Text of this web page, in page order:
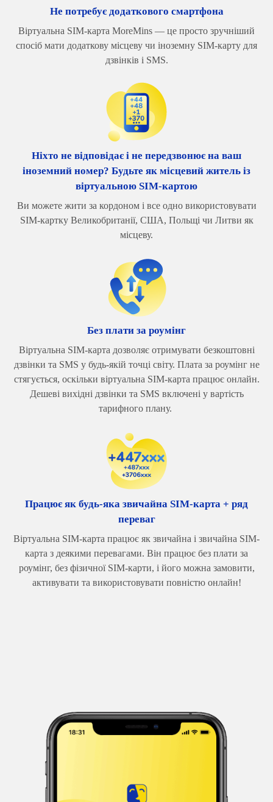
Не потребує додаткового смартфона
Віртуальна SIM-карта MoreMins — це просто зручніший
спосіб мати додаткову місцеву чи іноземну SIM-карту для
дзвінків і SMS.
Ніхто не відповідає і не передзвонює на ваш
іноземний номер? Будьте як місцевий житель із
віртуальною SIM-картою
Ви можете жити за кордоном і все одно використовувати
SIM-картку Великобританії, США, Польщі чи Литви як
місцеву.
Без плати за роумінг
Віртуальна SIM-карта дозволяє отримувати безкоштовні
дзвінки та SMS у будь-якій точці світу. Плата за роумінг не
стягується, оскільки віртуальна SIM-карта працює онлайн.
Дешеві вихідні дзвінки та SMS включені у вартість
тарифного плану.
Працює як будь-яка звичайна SIM-карта + ряд
переваг
Віртуальна SIM-карта працює як звичайна і звичайна SIM-
карта з деякими перевагами. Він працює без плати за
роумінг, без фізичної SIM-карти, і його можна замовити,
активувати та використовувати повністю онлайн!